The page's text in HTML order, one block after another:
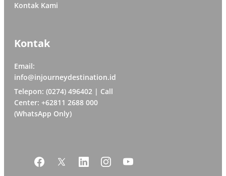
Kontak Kami
Kontak
Email:
info@injourneydestination.id
Telepon: (0274) 496402 | Call
Center: +62811 2688 000
(WhatsApp Only)